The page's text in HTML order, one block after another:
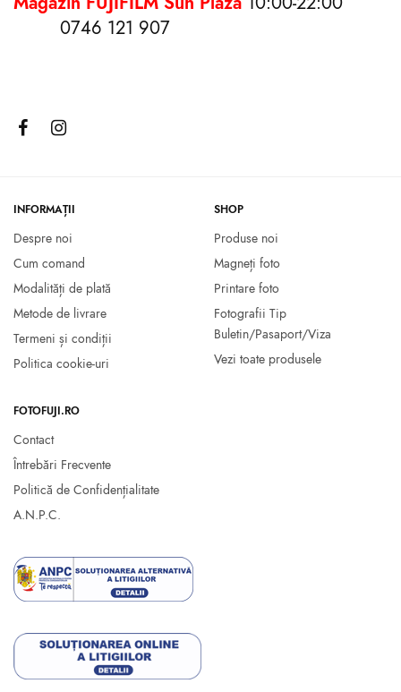
0746 121 907
INFORMAȚII
Despre noi
Cum comand
Modalități de plată
Metode de livrare
Termeni și condiții
Politica cookie-uri
SHOP
Produse noi
Magneți foto
Printare foto
Fotografii Tip
Buletin/Pasaport/Viza
Vezi toate produsele
FOTOFUJI.RO
Contact
Întrebări Frecvente
Politică de Confidențialitate
A.N.P.C.